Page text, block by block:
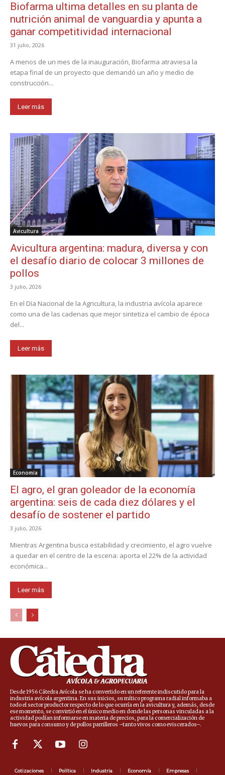
Biofarma ultima detalles en su planta de
nutrición animal de vanguardia y apunta a
ganar competitividad internacional
31 julio, 2026
A menos de un mes de la inauguración, Biofarma atraviesa la
etapa final de un proyecto que demandó un año y medio de
construcción...
Leer más
Avicultura
Avicultura argentina: madura, diversa y con
el desafío diario de colocar 3 millones de
pollos
3 julio, 2026
En el Día Nacional de la Agricultura, la industria avícola aparece
como una de las cadenas que mejor sintetiza el cambio de época
del...
Leer más
Economía
El agro, el gran goleador de la economía
argentina: seis de cada diez dólares y el
desafío de sostener el partido
3 julio, 2026
Mientras Argentina busca estabilidad y crecimiento, el agro vuelve
a quedar en el centro de la escena: aporta el 22% de la actividad
económica...
Leer más
Desde 1956 Cátedra Avícola se ha convertido en un referente indiscutido para la
industria avícola argentina. En sus inicios, su mítico programa radial informaba a
todo el sector productor respecto de lo que ocurría en la avicultura y, además, desde
ese momento, se convirtió en el único medio en donde las personas vinculadas a la
actividad podían informarse en materia de precios, para la comercialización de
huevos para consumo y de pollos parrilleros –tanto vivos como eviscerados–.
Cotizaciones Política Industria Economía Empresas